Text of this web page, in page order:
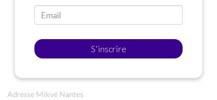
S'inscrire
Adresse Mikvé Nantes